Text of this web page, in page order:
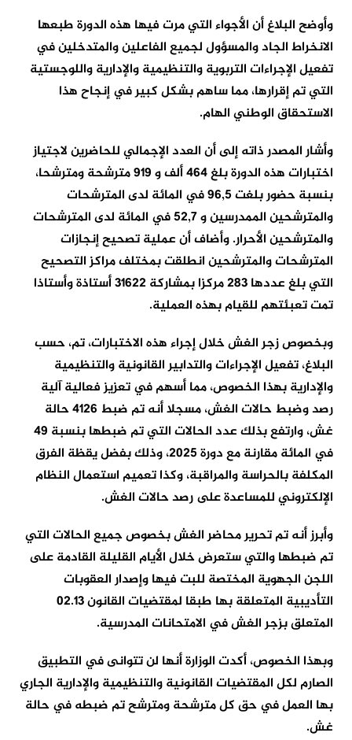
وأوضح البلاغ أن الأجواء التي مرت فيها هذه الدورة طبعها
الانخراط الجاد والمسؤول لجميع الفاعلين والمتدخلين في
تفعيل الإجراءات التربوية والتنظيمية والإدارية واللوجستية
التي تم إقرارها، مما ساهم بشكل كبير في إنجاح هذا
الاستحقاق الوطني الهام.
وأشار المصدر ذاته إلى أن العدد الإجمالي للحاضرين لاجتياز
اختبارات هذه الدورة بلغ 464 ألف و 919 مترشحة ومترشحا،
بنسبة حضور بلغت 96,5 في المائة لدى المترشحات
والمترشحين الممدرسين و 52,7 في المائة لدى المترشحات
والمترشحين الأحرار. وأضاف أن عملية تصحيح إنجازات
المترشحات والمترشحين انطلقت بمختلف مراكز التصحيح
التي بلغ عددها 283 مركزا بمشاركة 31622 أستاذة وأستاذا
تمت تعبئتهم للقيام بهذه العملية.
وبخصوص زجر الغش خلال إجراء هذه الاختبارات، تم، حسب
البلاغ، تفعيل الإجراءات والتدابير القانونية والتنظيمية
والإدارية بهذا الخصوص، مما أسهم في تعزيز فعالية آلية
رصد وضبط حالات الغش، مسجلا أنه تم ضبط 4126 حالة
غش، وارتفع بذلك عدد الحالات التي تم ضبطها بنسبة 49
في المائة مقارنة مع دورة 2025، وذلك بفضل يقظة الفرق
المكلفة بالحراسة والمراقبة، وكذا تعميم استعمال النظام
الإلكتروني للمساعدة على رصد حالات الغش.
وأبرز أنه تم تحرير محاضر الغش بخصوص جميع الحالات التي
تم ضبطها والتي ستعرض خلال الأيام القليلة القادمة على
اللجن الجهوية المختصة للبت فيها وإصدار العقوبات
التأديبية المتعلقة بها طبقا لمقتضيات القانون 02.13
المتعلق بزجر الغش في الامتحانات المدرسية.
وبهذا الخصوص، أكدت الوزارة أنها لن تتوانى في التطبيق
الصارم لكل المقتضيات القانونية والتنظيمية والإدارية الجاري
بها العمل في حق كل مترشحة ومترشح تم ضبطه في حالة
غش.